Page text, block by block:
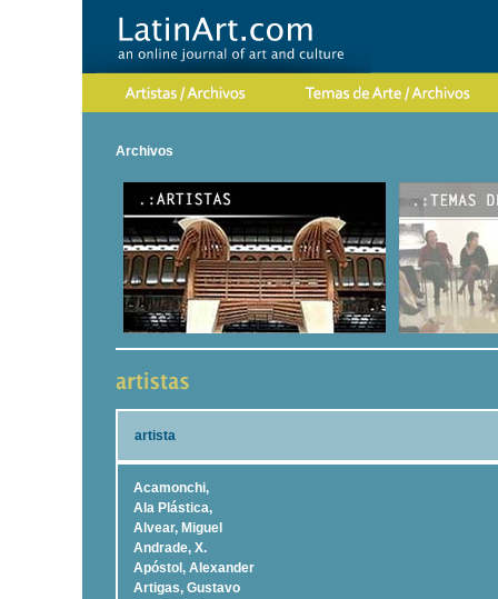
Archivos
artista
Acamonchi,
Ala Plástica,
Alvear, Miguel
Andrade, X.
Apóstol, Alexander
Artigas, Gustavo